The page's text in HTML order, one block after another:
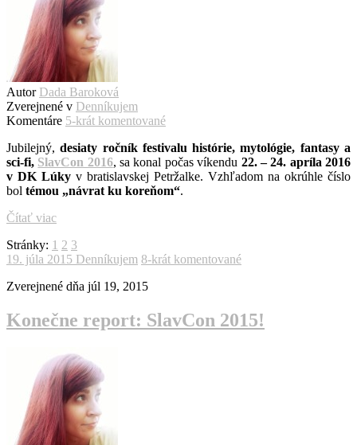
Autor Dada Baroková
Zverejnené v Denníkujem
Komentáre 5-krát komentované
Jubilejný,desiaty ročník festivalu histórie, mytológie, fantasy a
sci-fi, SlavCon 2016, sa konal počas víkendu 22. – 24. apríla 2016
v DK Lúky v bratislavskej Petržalke. Vzhľadom na okrúhle číslo
bol témou „návrat ku koreňom“.
Čítať viac
Stránky: 1 2 3
19. júla 2015 Denníkujem 8-krát komentované
Zverejnené dňa júl 19, 2015
Konečne report: SlavCon 2015!